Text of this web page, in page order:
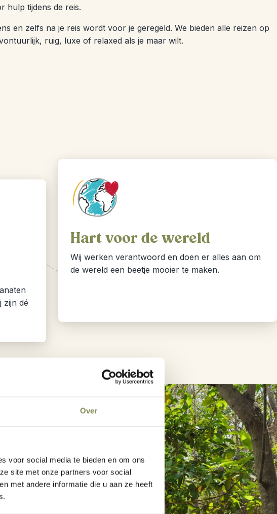
Over
voor social media te bieden en om ons
site met onze partners voor social
met andere informatie die u aan ze heeft
hulp tijdens de reis.
en zelfs na je reis wordt voor je geregeld. We bieden alle reizen op
ruig, luxe of relaxed als je maar wilt.
zijn dé
Hart voor de wereld
Wij werken verantwoord en doen er alles aan om
de wereld een beetje mooier te maken.